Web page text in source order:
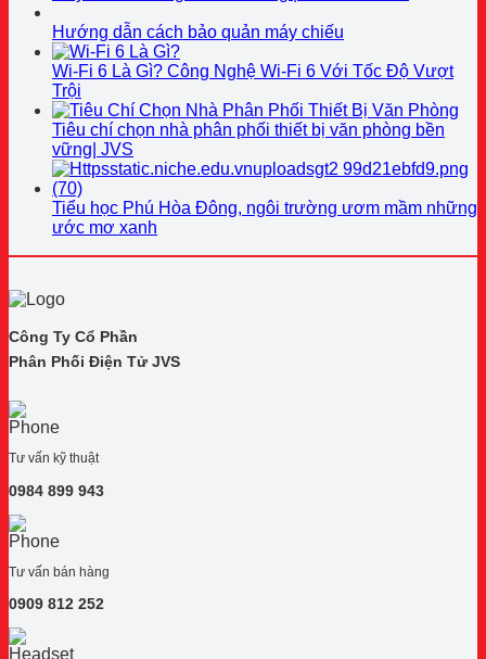
Hướng dẫn cách bảo quản máy chiếu
Wi-Fi 6 Là Gì? Công Nghệ Wi-Fi 6 Với Tốc Độ Vượt
Trội
Tiêu chí chọn nhà phân phối thiết bị văn phòng bền
vững| JVS
Tiểu học Phú Hòa Đông, ngôi trường ươm mầm những
ước mơ xanh
Công Ty Cổ Phần
Phân Phối Điện Tử JVS
Tư vấn kỹ thuật
0984 899 943
Tư vấn bán hàng
0909 812 252